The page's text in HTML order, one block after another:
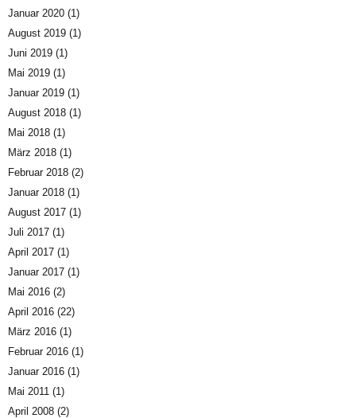
Januar 2020 (1)
August 2019 (1)
Juni 2019 (1)
Mai 2019 (1)
Januar 2019 (1)
August 2018 (1)
Mai 2018 (1)
März 2018 (1)
Februar 2018 (2)
Januar 2018 (1)
August 2017 (1)
Juli 2017 (1)
April 2017 (1)
Januar 2017 (1)
Mai 2016 (2)
April 2016 (22)
März 2016 (1)
Februar 2016 (1)
Januar 2016 (1)
Mai 2011 (1)
April 2008 (2)